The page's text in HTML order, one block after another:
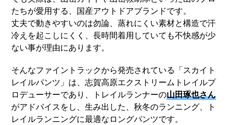
たちが愛用する、国産アウトドアブランドです。
丈夫で動きやすいのは勿論、蒸れにくい素材と構造で汗
冷えを起こしにくく、長時間着用していても不快感が少
ない事が理由にあります。
そんなファイントラックから発売されている「スカイト
レイルパンツ」は、志賀高原エクストリームトレイルプ
ロデューサーであり、トレイルランナーの山田琢也さん
がアドバイスをし、生み出した、秋冬のランニング、ト
レイルランニングに最適なロングパンツです。